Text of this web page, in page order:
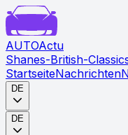
AUTOActu
Shanes-British-
StartseiteNachrichten
DE
DE